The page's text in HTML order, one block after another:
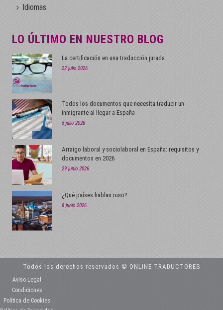
Idiomas
LO ÚLTIMO EN NUESTRO BLOG
La certificación en una traducción jurada
22 julio 2026
Todos los documentos que necesita traducir un
inmigrante al llegar a España
5 julio 2026
Arraigo laboral y sociolaboral en España: requisitos y
documentos en 2026
29 junio 2026
¿Qué países hablan ruso?
8 junio 2026
Todos los derechos reservados © ONLINE TRADUCTORES
Aviso Legal
Condiciones
Política de Cookies